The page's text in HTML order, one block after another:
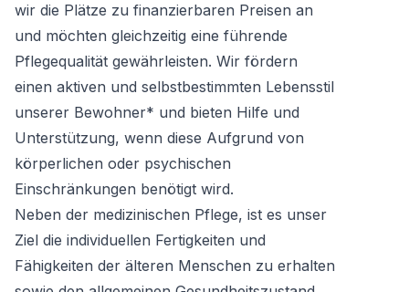
wir die Plätze zu finanzierbaren Preisen an
und möchten gleichzeitig eine führende
Pflegequalität gewährleisten. Wir fördern
einen aktiven und selbstbestimmten Lebensstil
unserer Bewohner* und bieten Hilfe und
Unterstützung, wenn diese Aufgrund von
körperlichen oder psychischen
Einschränkungen benötigt wird.
Neben der medizinischen Pflege, ist es unser
Ziel die individuellen Fertigkeiten und
Fähigkeiten der älteren Menschen zu erhalten